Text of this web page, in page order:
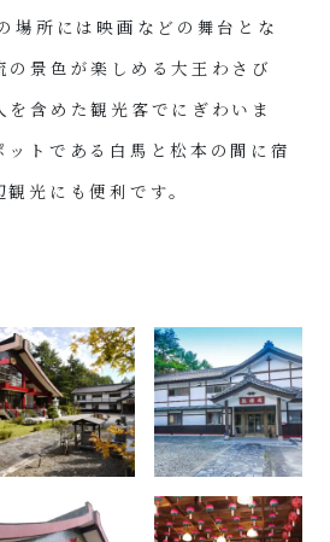
場所には映画などの舞台とな
の景色が楽しめる大王わさび
を含めた観光客でにぎわいま
ットである白馬と松本の間に宿
光にも便利です。